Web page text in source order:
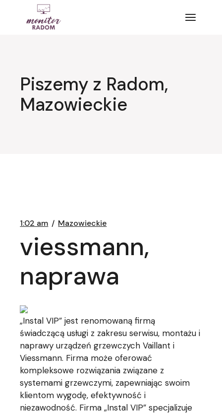
Piszemy z Radom,
Mazowieckie
1:02 am Mazowieckie
viessmann,
naprawa
„Instal VIP” jest renomowaną firmą
świadczącą usługi z zakresu serwisu, montażu i
naprawy urządzeń grzewczych Vaillant i
Viessmann. Firma może oferować
kompleksowe rozwiązania związane z
systemami grzewczymi, zapewniając swoim
klientom wygodę, efektywność i
niezawodność. Firma „Instal VIP” specjalizuje